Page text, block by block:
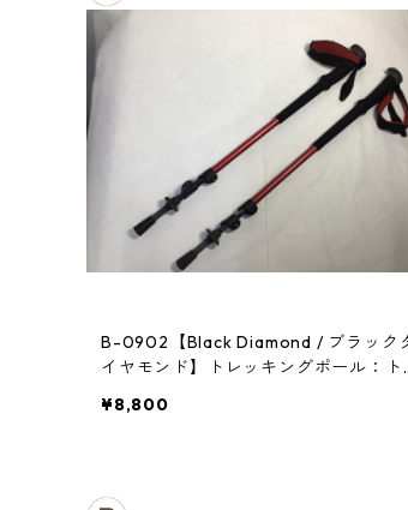
B-0902【Black Diamond / ブラック
イヤモンド】トレッキングポール：ト
¥8,800